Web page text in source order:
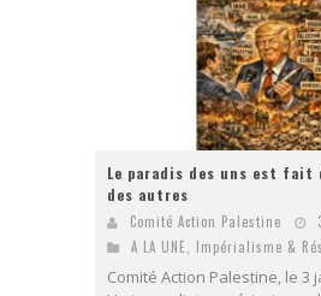
Le paradis des uns est fait
des autres
Comité Action Palestine
A LA UNE
Impérialisme &
Comité Action Palestine, le 3